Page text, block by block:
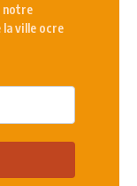
notre
ville ocre